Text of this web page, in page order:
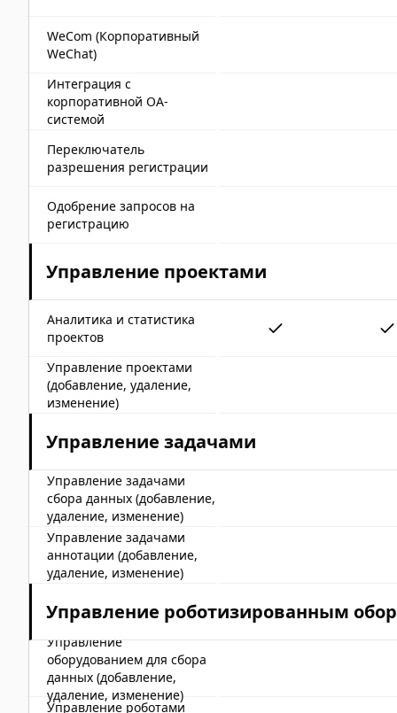
WeCom (Корпоративный
WeChat)
Интеграция с
корпоративной OA-
системой
Переключатель
разрешения регистрации
Одобрение запросов на
регистрацию
Управление проектами
Аналитика и статистика
проектов
Управление проектами
(добавление, удаление,
изменение)
Управление задачами
Управление задачами
сбора данных (добавление,
удаление, изменение)
Управление задачами
аннотации (добавление,
удаление, изменение)
Управление роботизированным
Управление
оборудованием для сбора
данных (добавление,
удаление, изменение)
Управление роботами